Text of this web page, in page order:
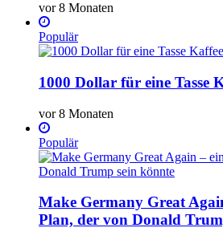
vor 8 Monaten
Populär
1000 Dollar für eine Tasse
vor 8 Monaten
Populär
Make Germany Great
Plan, der von Donald